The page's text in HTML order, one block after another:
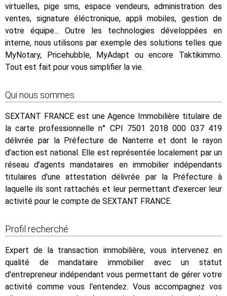
virtuelles, pige sms, espace vendeurs, administration des
ventes, signature éléctronique, appli mobiles, gestion de
votre équipe... Outre les technologies développées en
interne, nous utilisons par exemple des solutions telles que
MyNotary, Pricehubble, MyAdapt ou encore Taktikimmo.
Tout est fait pour vous simplifier la vie.
Qui nous sommes
SEXTANT FRANCE est une Agence Immobilière titulaire de
la carte professionnelle n° CPI 7501 2018 000 037 419
délivrée par la Préfecture de Nanterre et dont le rayon
d’action est national. Elle est représentée localement par un
réseau d’agents mandataires en immobilier indépendants
titulaires d’une attestation délivrée par la Préfecture à
laquelle ils sont rattachés et leur permettant d’exercer leur
activité pour le compte de SEXTANT FRANCE.
Profil recherché
Expert de la transaction immobilière, vous intervenez en
qualité de mandataire immobilier avec un statut
d'entrepreneur indépendant vous permettant de gérer votre
activité comme vous l'entendez. Vous accompagnez vos